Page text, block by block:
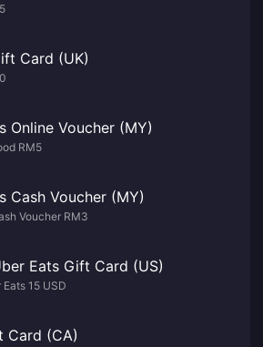
Card (UK)
Online Voucher (MY)
RM5
Cash Voucher (MY)
Voucher RM3
Eats Gift Card (US)
15 USD
Card (CA)